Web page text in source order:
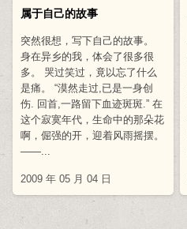
属于自己的故事
突然很想，写下自己的故事。
身在异乡的我，体会了很多很
多。 哭过笑过，竟以忘了什么
是痛。 “漠然走过,已是一身创
伤. 回首,一路留下血迹斑斑.” 在
这个寂寞年代，生命中的那朵花
啊，倔强的开，迎着风雨摇摆。
——...
2009 年 05 月 04 日